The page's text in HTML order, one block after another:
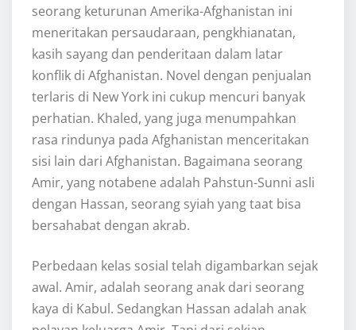
seorang keturunan Amerika-Afghanistan ini
meneritakan persaudaraan, pengkhianatan,
kasih sayang dan penderitaan dalam latar
konflik di Afghanistan. Novel dengan penjualan
terlaris di New York ini cukup mencuri banyak
perhatian. Khaled, yang juga menumpahkan
rasa rindunya pada Afghanistan menceritakan
sisi lain dari Afghanistan. Bagaimana seorang
Amir, yang notabene adalah Pahstun-Sunni asli
dengan Hassan, seorang syiah yang taat bisa
bersahabat dengan akrab.
Perbedaan kelas sosial telah digambarkan sejak
awal. Amir, adalah seorang anak dari seorang
kaya di Kabul. Sedangkan Hassan adalah anak